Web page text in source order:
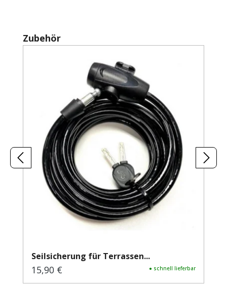
Produktgalerie überspringen
Zubehör
Seilsicherung für Terrassen...
Regulärer Preis:
15,90 € ● schnell lieferbar